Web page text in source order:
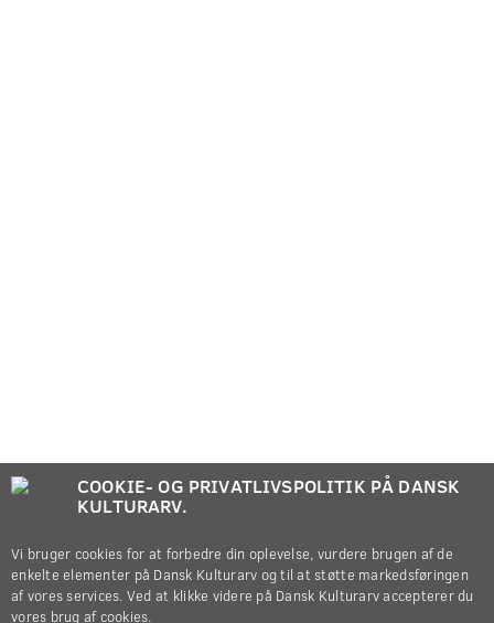
COOKIE- OG PRIVATLIVSPOLITIK PÅ DANSK
KULTURARV.
Vi bruger cookies for at forbedre din oplevelse, vurdere brugen af de
enkelte elementer på Dansk Kulturarv og til at støtte markedsføringen
af vores services. Ved at klikke videre på Dansk Kulturarv accepterer du
vores brug af cookies.